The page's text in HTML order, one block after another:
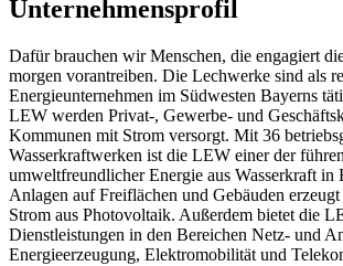
Unternehmensprofil
Dafür brauchen wir Menschen, die engagiert
morgen vorantreiben. Die Lechwerke sind als
Energieunternehmen im Südwesten Bayerns
LEW werden Privat-, Gewerbe- und
Kommunen mit Strom versorgt. Mit 36
Wasserkraftwerken ist die LEW einer der
umweltfreundlicher Energie aus Wasserkraft in
Anlagen auf Freiflächen und Gebäuden
Strom aus Photovoltaik. Außerdem bietet die
Dienstleistungen in den Bereichen Netz- und
Energieerzeugung, Elektromobilität und